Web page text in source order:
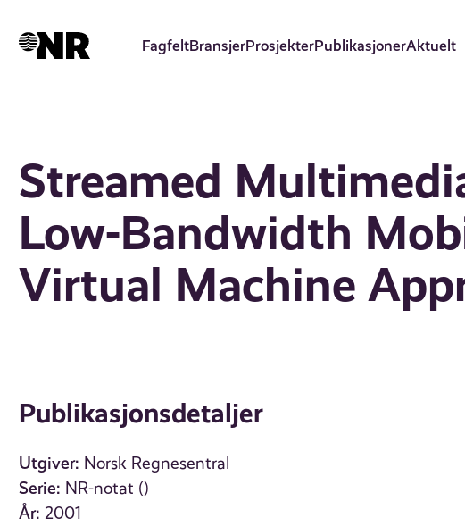
hovedinnhold
FagfeltBransjerProsjekterPublikasjonerAktuelt
Streamed
Low-Bandwidth
Virtual Machine
Publikasjonsdetaljer
Utgiver: Norsk Regnesentral
Serie: NR-notat ()
År: 2001